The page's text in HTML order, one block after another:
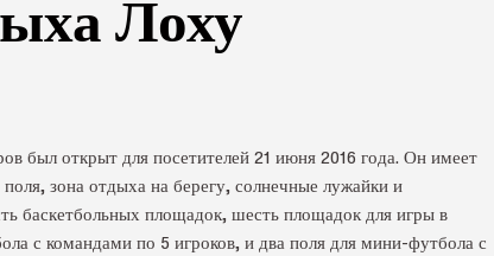
Лоху
был открыт для посетителей 21 июня 2016 года. Он имеет
зона отдыха на берегу, солнечные лужайки и
баскетбольных площадок, шесть площадок для игры в
с командами по 5 игроков, и два поля для мини-футбола с